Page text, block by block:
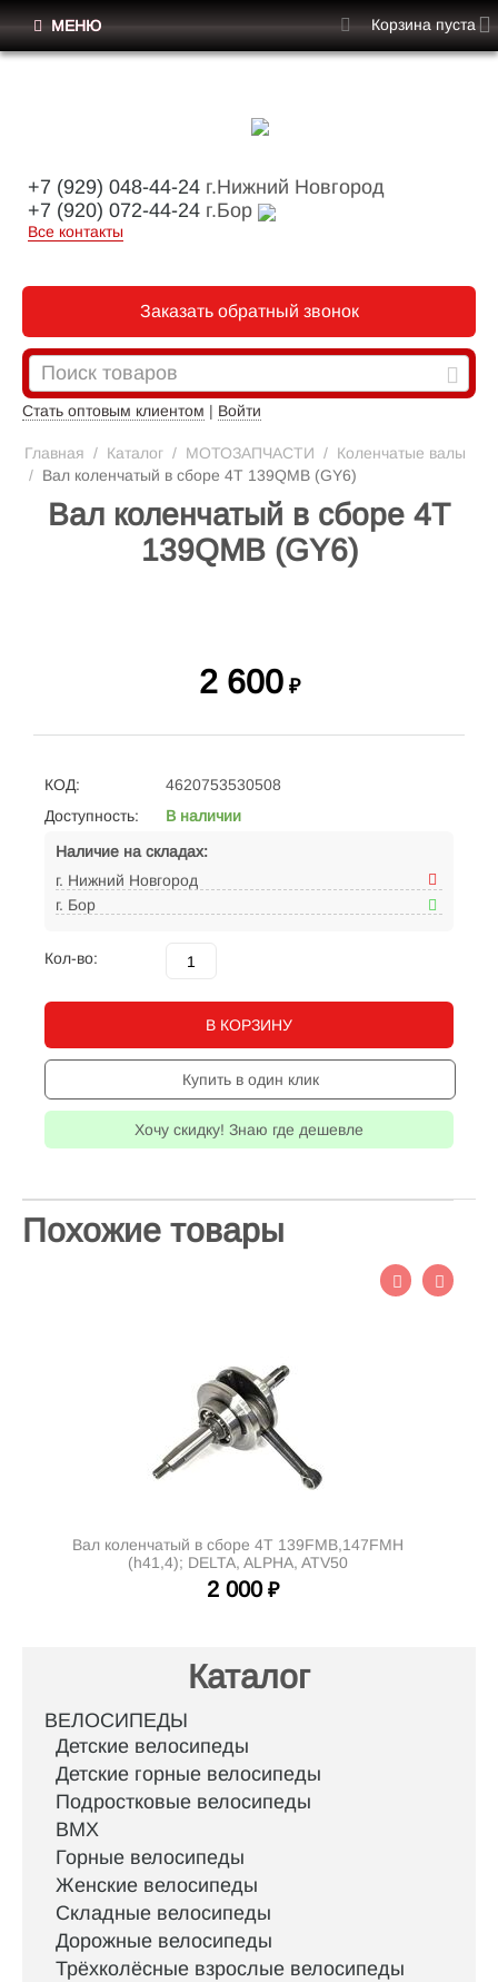
+7 (929) 048-44-24 г.Нижний Новгород
+7 (920) 072-44-24 г.Бор
Все контакты
Заказать обратный звонок
Стать оптовым клиентом | Войти
МЕНЮ Корзина пуста
Главная / Каталог / МОТОЗАПЧАСТИ / Коленчатые валы
/ Вал коленчатый в сборе 4Т 139QMB (GY6)
Вал коленчатый в сборе 4Т
139QMB (GY6)
2 600 ₽
КОД:
4620753530508
Доступность:
В наличии
Наличие на складах:
г. Нижний Новгород
г. Бор
Кол-во:
В КОРЗИНУ
Купить в один клик
Хочу скидку! Знаю где дешевле
Похожие товары
Вал коленчатый в сборе 4Т 139FMB,147FMH
(h41,4); DELTA, ALPHA, ATV50
2 000 ₽
Каталог
ВЕЛОСИПЕДЫ
Детские велосипеды
Детские горные велосипеды
Подростковые велосипеды
BMX
Горные велосипеды
Женские велосипеды
Складные велосипеды
Дорожные велосипеды
Трёхколёсные взрослые велосипеды